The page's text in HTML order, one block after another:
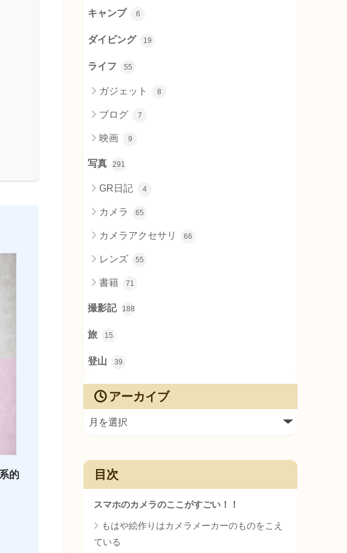
的
キャンプ 6
ダイビング 19
ライフ 55
ガジェット 8
ブログ 7
映画 9
写真 291
GR日記 4
カメラ 65
カメラアクセサリ 66
レンズ 55
書籍 71
撮影記 188
旅 15
登山 39
アーカイブ
目次
スマホのカメラのここがすごい！！
もはや絵作りはカメラメーカーのものをこえ
ている